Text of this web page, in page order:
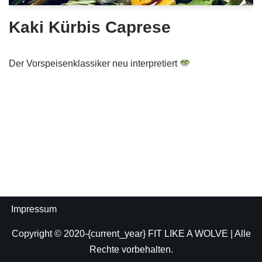
Kaki Kürbis Caprese
Der Vorspeisenklassiker neu interpretiert
Impressum
Copyright © 2020-{current_year} FIT LIKE A WOLVE | Alle
Rechte vorbehalten.